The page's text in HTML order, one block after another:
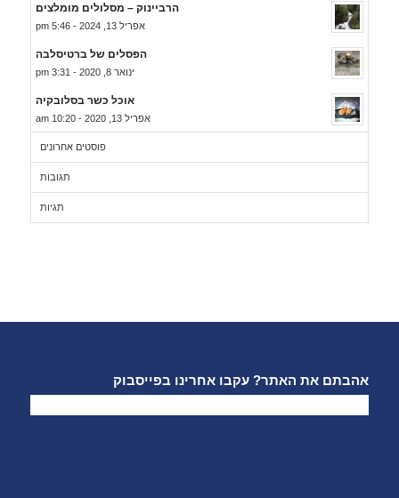
הרביינוק – מסלולים מומלצים
אפריל 13, 2024 - 5:46 pm
הפסלים של ברטיסלבה
ינואר 8, 2020 - 3:31 pm
אוכל כשר בסלובקיה
אפריל 13, 2020 - 10:20 am
פוסטים אחרונים
תגובות
תגיות
אהבתם את האתר? עקבו אחרינו בפייסבוק